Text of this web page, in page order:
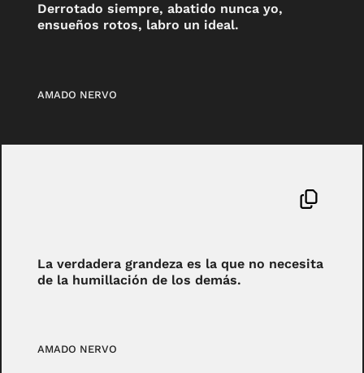
Derrotado siempre, abatido nunca yo,
ensueños rotos, labro un ideal.
AMADO NERVO
La verdadera grandeza es la que no necesita
de la humillación de los demás.
AMADO NERVO